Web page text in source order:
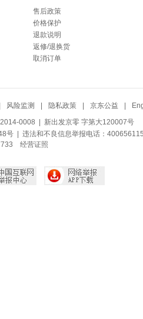
售后政策
价格保护
退款说明
返修/退换货
取消订单
风险监测 隐私政策 京东公益
0008 | 新出发京零 字第大120007号
号| 违法和不良信息举报电话：
经营证照